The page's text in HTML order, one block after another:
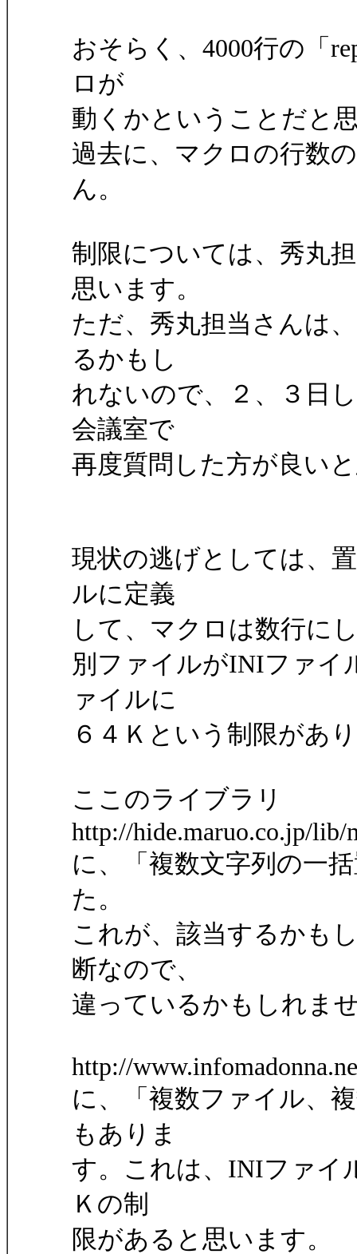
おそらく、4000行の「
ロが
動くかということだと
過去に、マクロの行数
ん。
制限については、秀丸
思います。
ただ、秀丸担当さんは
るかもし
れないので、２、３日
会議室で
再度質問した方が良い
現状の逃げとしては、
ルに定義
して、マクロは数行に
別ファイルがINIファイ
ァイルに
６４Ｋという制限があ
ここのライブラリ
http://hide.maruo.co.jp/lib/
に、「複数文字列の一
た。
これが、該当するかも
断なので、
違っているかもしれま
http://
に、「複数ファイル、
もありま
す。これは、INIファイ
Ｋの制
限があると思います。